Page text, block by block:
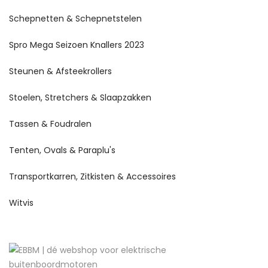
Schepnetten & Schepnetstelen
Spro Mega Seizoen Knallers 2023
Steunen & Afsteekrollers
Stoelen, Stretchers & Slaapzakken
Tassen & Foudralen
Tenten, Ovals & Paraplu's
Transportkarren, Zitkisten & Accessoires
Witvis